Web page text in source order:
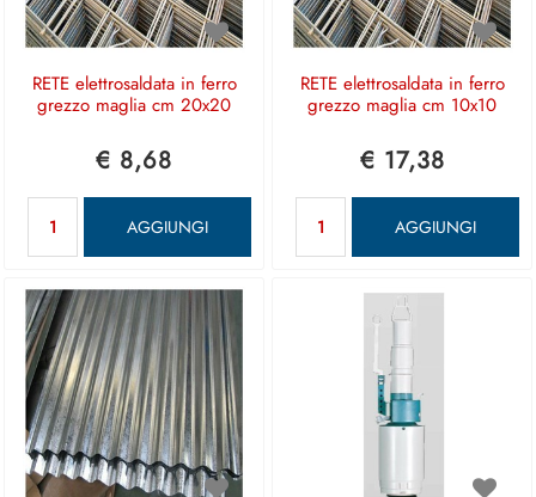
RETE elettrosaldata in ferro
grezzo maglia cm 20x20
€ 8,68
AGGIUNGI
RETE elettrosaldata in ferro
grezzo maglia cm 10x10
€ 17,38
AGGIUNGI